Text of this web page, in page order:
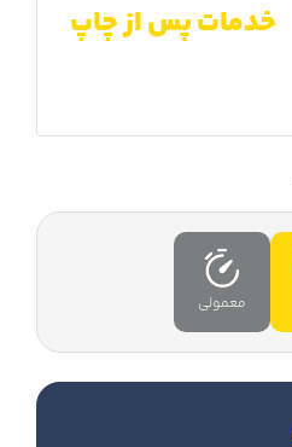
خدمات پس از چاپ
معمولی